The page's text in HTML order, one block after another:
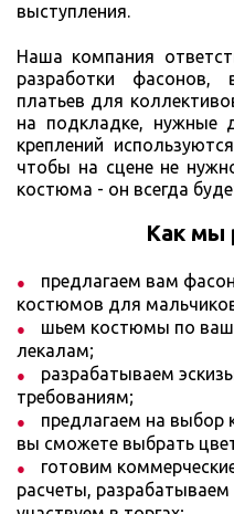
выступления.
Наша компания
разработки
платьев для
на подкладке, нужные
креплений
чтобы на сцене не
костюма - он всегда
Как мы
предлагаем вам
костюмов для
шьем костюмы по
лекалам;
разрабатываем
требованиям;
предлагаем на выбор
вы сможете выбрать
готовим
расчеты, разрабатываем